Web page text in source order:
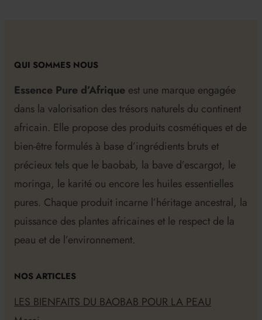
QUI SOMMES NOUS
Essence Pure d’Afrique est une marque engagée
dans la valorisation des trésors naturels du continent
africain. Elle propose des produits cosmétiques et de
bien-être formulés à base d’ingrédients bruts et
précieux tels que le baobab, la bave d’escargot, le
moringa, le karité ou encore les huiles essentielles
pures. Chaque produit incarne l’héritage ancestral, la
puissance des plantes africaines et le respect de la
peau et de l’environnement.
NOS ARTICLES
LES BIENFAITS DU BAOBAB POUR LA PEAU